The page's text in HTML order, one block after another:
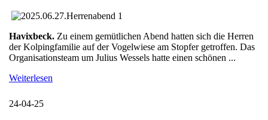
Havixbeck. Zu einem gemütlichen Abend hatten sich die Herren
der Kolpingfamilie auf der Vogelwiese am Stopfer getroffen. Das
Organisationsteam um Julius Wessels hatte einen schönen ...
Weiterlesen
24-04-25